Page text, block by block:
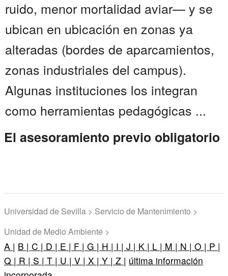
ruido, menor mortalidad aviar— y se
ubican en ubicación en zonas ya
alteradas (bordes de aparcamientos,
zonas industriales del campus).
Algunas instituciones los integran
como herramientas pedagógicas ...
El asesoramiento previo obligatorio
Universidad de Sevilla > Servicio de Mantenimiento >
Unidad de Medio Ambiente >
A | B | C | D | E | F | G | H | I | J | K | L | M | N | O | P |
Q | R | S | T | U | V | X | Y | Z | última información